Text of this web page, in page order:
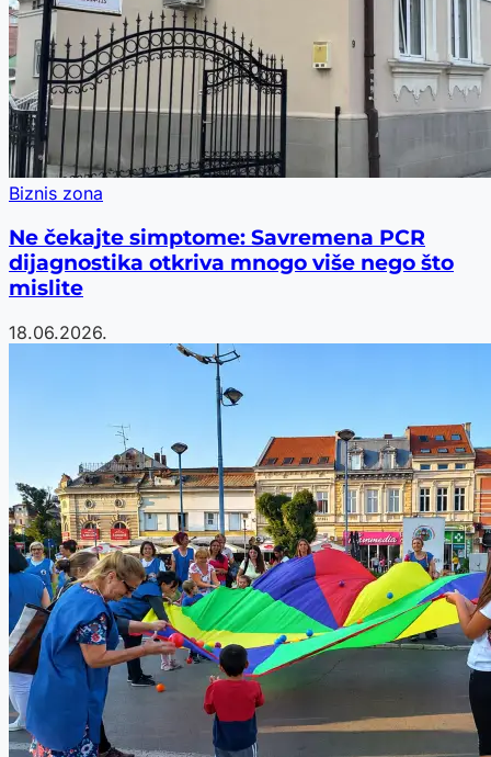
Biznis zona
Ne čekajte simptome: Savremena PCR
dijagnostika otkriva mnogo više nego što
mislite
18.06.2026.